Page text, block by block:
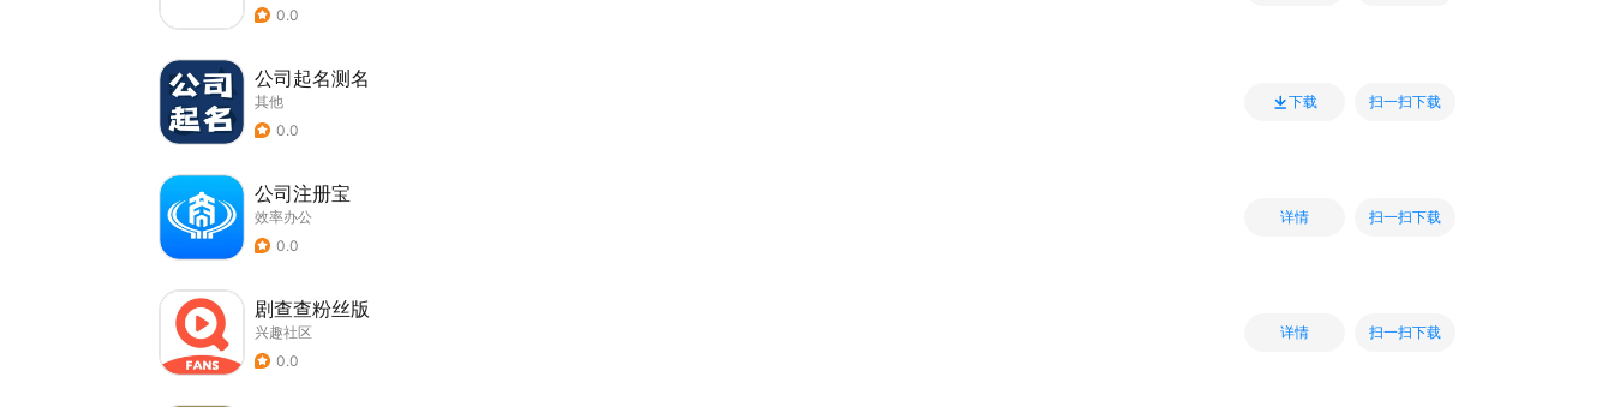
0.0
公司起名测名
其他
0.0
下载 扫一扫下载
公司注册宝
效率办公
0.0
详情 扫一扫下载
剧查查粉丝版
兴趣社区
0.0
详情 扫一扫下载